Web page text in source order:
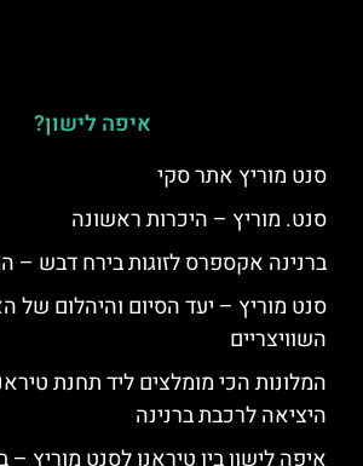
איפה לישון?
סנט מוריץ אתר סקי
סנט. מוריץ – היכרות ראשונה
ברנינה אקספרס לזוגות בירח דבש –
סנט מוריץ – יעד הסיום והיהלום של
השוויצריים
המלונות הכי מומלצים ליד תחנת
היציאה לרכבת ברנינה